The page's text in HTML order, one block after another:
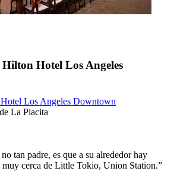
Hotel Los Angeles
Los Angeles Downtown
La Placita
tan padre, es que a su alrededor hay
muy cerca de Little Tokio, Union Station.”